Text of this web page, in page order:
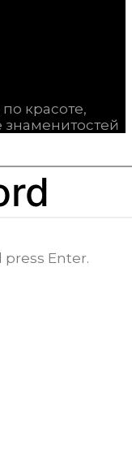
красоте,
знаменитостей
Enter.